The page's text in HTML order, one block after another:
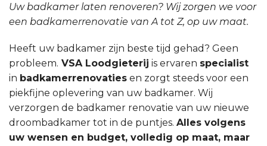
Uw badkamer laten renoveren? Wij zorgen we voor
een badkamerrenovatie van A tot Z, op uw maat.
Heeft uw badkamer zijn beste tijd gehad? Geen
probleem. VSA Loodgieterij is ervaren specialist
in badkamerrenovaties en zorgt steeds voor een
piekfijne oplevering van uw badkamer. Wij
verzorgen de badkamer renovatie van uw nieuwe
droombadkamer tot in de puntjes. Alles volgens
uw wensen en budget, volledig op maat, maar